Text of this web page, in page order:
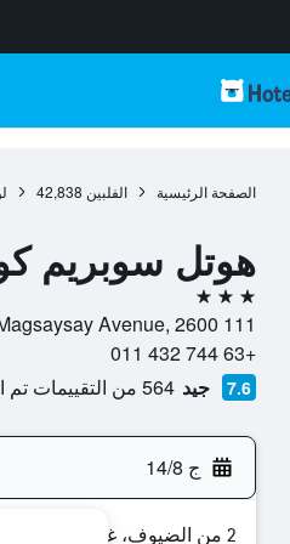
الصفحة الرئيسية الفلبين 42,838
هوتل سوبريم
3 نجوم
111 Magsaysay Avenue, 2600, باغيو سيتي, مقاطعة بنغوت, الفلبين
+63 744 432 011
7.6 جيد 564 من التقييمات تم التحقق منها
ج 14/8
2 من الضيوف، غرفة واحدة